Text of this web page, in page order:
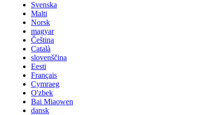
Svenska
Malti
Norsk
magyar
Čeština
Català
slovenščina
Eesti
Français
Cymraeg
O'zbek
Bai Miaowen
dansk